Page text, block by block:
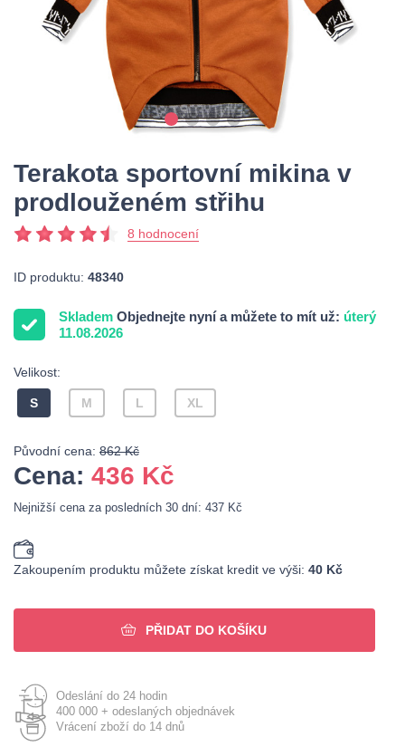
Terakota sportovní mikina v
prodlouženém střihu
8 hodnocení
ID produktu: 48340
Skladem Objednejte nyní a můžete to mít už: úterý
11.08.2026
Velikost:
S M L XL
Původní cena: 862 Kč
Cena: 436 Kč
Nejnižší cena za posledních 30 dní: 437 Kč
Zakoupením produktu můžete získat kredit ve výši: 40 Kč
PŘIDAT DO KOŠÍKU
Odeslání do 24 hodin
400 000 + odeslaných objednávek
Vrácení zboží do 14 dnů